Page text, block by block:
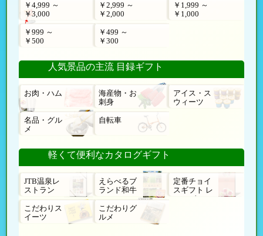
￥4,999 ～
￥3,000
￥2,999 ～
￥2,000
￥1,999 ～
￥1,000
￥999 ～
￥500
￥499 ～
￥300
人気景品の主流 目録ギフト
お肉・ハム
海産物・お
刺身
アイス・ス
ウィーツ
名品・グル
メ
自転車
軽くて便利なカタログギフト
JTB温泉レ
ストラン
えらべるブ
ランド和牛
定番チョイ
スギフト レ
ローゼ
こだわりス
イーツ
こだわりグ
ルメ